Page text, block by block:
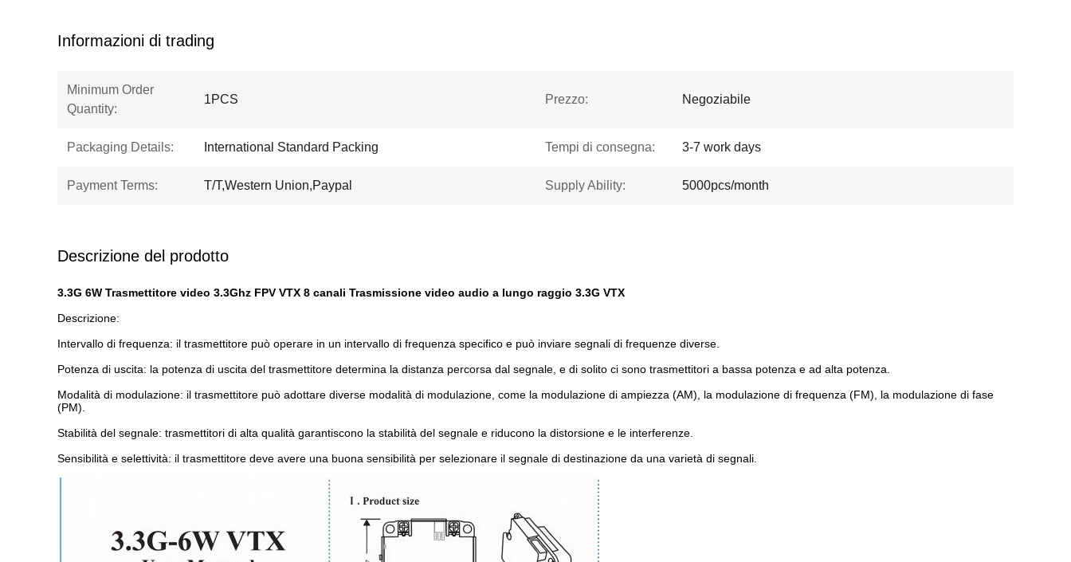
Informazioni di trading
Minimum Order
Quantity:
1PCS Prezzo: Negoziabile
Packaging Details: International Standard Packing Tempi di consegna: 3-7 work days
Payment Terms: T/T,Western Union,Paypal Supply Ability: 5000pcs/month
Descrizione del prodotto
3.3G 6W Trasmettitore video 3.3Ghz FPV VTX 8 canali Trasmissione video audio a lungo raggio 3.3G VTX
Descrizione:
Intervallo di frequenza: il trasmettitore può operare in un intervallo di frequenza specifico e può inviare segnali di frequenze diverse.
Potenza di uscita: la potenza di uscita del trasmettitore determina la distanza percorsa dal segnale, e di solito ci sono trasmettitori a bassa potenza e ad alta potenza.
Modalità di modulazione: il trasmettitore può adottare diverse modalità di modulazione, come la modulazione di ampiezza (AM), la modulazione di frequenza (FM), la modulazione di fase
(PM).
Stabilità del segnale: trasmettitori di alta qualità garantiscono la stabilità del segnale e riducono la distorsione e le interferenze.
Sensibilità e selettività: il trasmettitore deve avere una buona sensibilità per selezionare il segnale di destinazione da una varietà di segnali.